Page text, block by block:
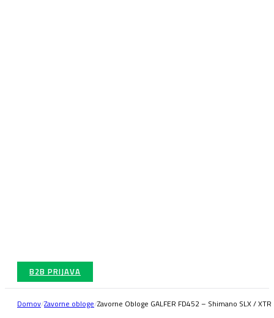
B2B PRIJAVA
Domov/Zavorne obloge/Zavorne Obloge GALFER FD452 – Shimano SLX / XTR